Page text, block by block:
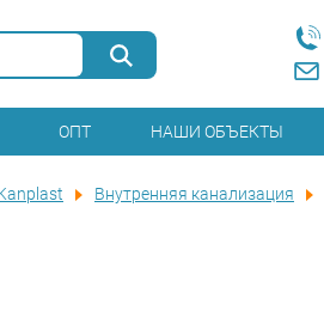
ОПТ НАШИ ОБЪЕКТЫ
Внутренняя канализация